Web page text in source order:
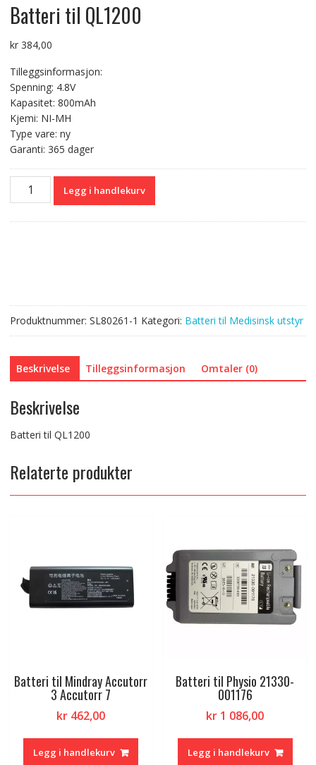
Batteri til QL1200
kr384,00
Tilleggsinformasjon:
Spenning: 4.8V
Kapasitet: 800mAh
Kjemi: NI-MH
Type vare: ny
Garanti: 365 dager
Batteri
Legg i handlekurv
Produktnummer: SL80261-1 Kategori: Batteri til Medisinsk utstyr
Beskrivelse Tilleggsinformasjon Omtaler (0)
Beskrivelse
Batteri til QL1200
Relaterte produkter
Batteri til Mindray Accutorr
3 Accutorr 7
kr 462,00
Legg i handlekurv
Batteri til Physio 21330-
001176
kr 1 086,00
Legg i handlekurv